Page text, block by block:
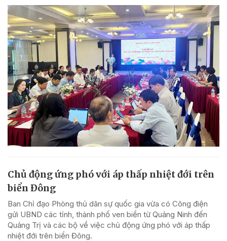
Chủ động ứng phó với áp thấp nhiệt đới trên
biển Đông
Ban Chỉ đạo Phòng thủ dân sự quốc gia vừa có Công điện
gửi UBND các tỉnh, thành phố ven biển từ Quảng Ninh đến
Quảng Trị và các bộ về việc chủ động ứng phó với áp thấp
nhiệt đới trên biển Đông.